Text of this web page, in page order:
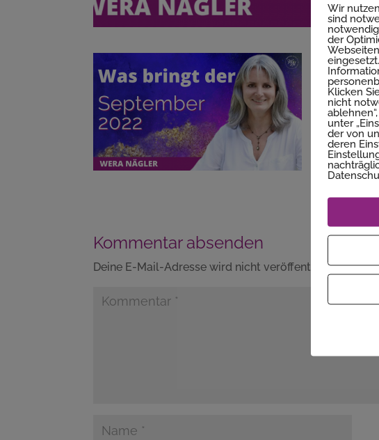
Kommentar absenden
Deine E-Mail-Adresse wird nicht veröffentlicht.
Wir
sind
der
Klicken
nicht
unter
der von
deren